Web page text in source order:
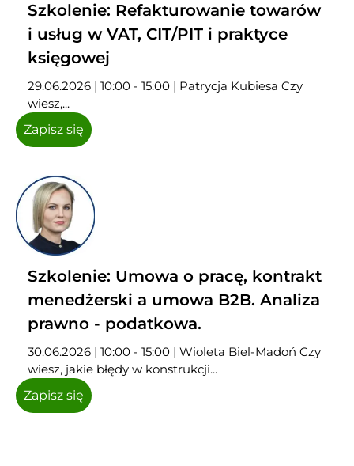
Szkolenie: Refakturowanie towarów
i usług w VAT, CIT/PIT i praktyce
księgowej
29.06.2026 | 10:00 - 15:00 | Patrycja Kubiesa Czy
wiesz,...
Zapisz się
Szkolenie: Umowa o pracę, kontrakt
menedżerski a umowa B2B. Analiza
prawno - podatkowa.
30.06.2026 | 10:00 - 15:00 | Wioleta Biel-Madoń Czy
wiesz, jakie błędy w konstrukcji...
Zapisz się